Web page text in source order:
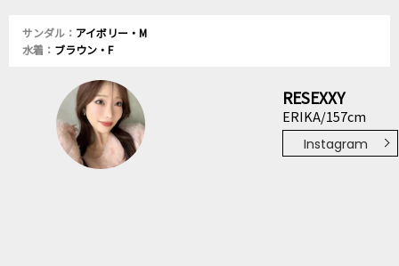
サンダル： アイボリー・M
水着： ブラウン・F
RESEXXY
ERIKA/157cm
Instagram